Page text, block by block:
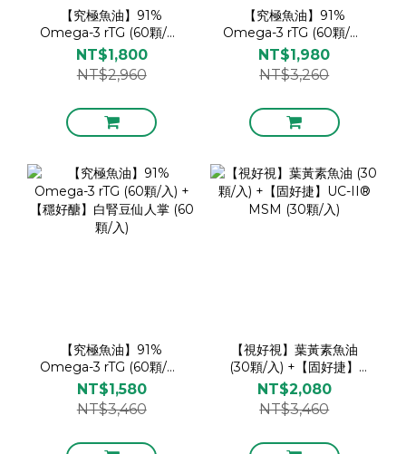
【究極魚油】91%
Omega-3 rTG (60顆/入)
+【視好視】葉黃素魚油
(30顆/入)
NT$1,800
NT$2,960
【究極魚油】91%
Omega-3 rTG (60顆/入)
+【固好捷】UC-II®
MSM (30顆/入)
NT$1,980
NT$3,260
【究極魚油】91%
Omega-3 rTG (60顆/入)
+【穩好醣】白腎豆仙人掌
(60顆/入)
NT$1,580
NT$3,460
【視好視】葉黃素魚油
(30顆/入) +【固好捷】
UC-II® MSM (30顆/入)
NT$2,080
NT$3,460